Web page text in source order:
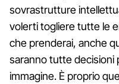
sovrastrutture
volerti togliere tutte le
che prenderai, anche
saranno tutte decisioni
immagine. È proprio